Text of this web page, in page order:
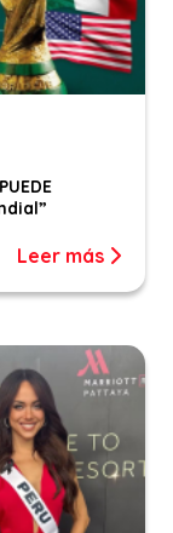
Leer más